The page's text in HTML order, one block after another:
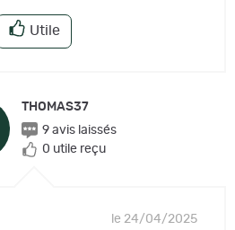
Utile
THOMAS37
9 avis laissés
0 utile reçu
le 24/04/2025